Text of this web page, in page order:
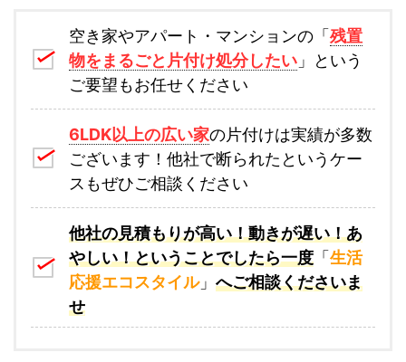
空き家やアパート・マンションの「残置
物をまるごと片付け処分したい 」という
ご要望もお任せください
6LDK以上の広い家の片付けは実績が多数
ございます！他社で断られたというケー
スもぜひご相談ください
他社の見積もりが高い！動きが遅い！あ
やしい！ということでしたら一度 「生活
応援エコスタイル」 へご相談くださいま
せ